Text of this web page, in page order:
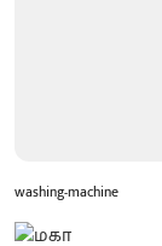
washing-machine